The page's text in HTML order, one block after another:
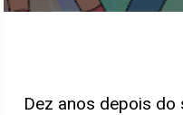
Dez anos depois do